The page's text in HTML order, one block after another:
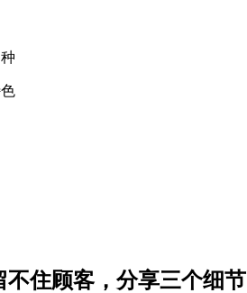
住顾客，分享三个细节